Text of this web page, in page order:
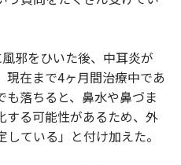
邪をひいた後、中耳炎が
在まで4ヶ月間治療中であ
も落ちると、鼻水や鼻づま
する可能性があるため、外
ている」と付け加えた。